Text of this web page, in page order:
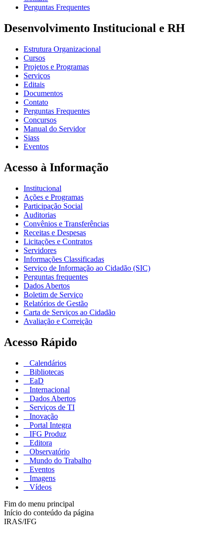
Perguntas Frequentes
Desenvolvimento Institucional e RH
Estrutura Organizacional
Cursos
Projetos e Programas
Serviços
Editais
Documentos
Contato
Perguntas Frequentes
Concursos
Manual do Servidor
Siass
Eventos
Acesso à Informação
Institucional
Ações e Programas
Participação Social
Auditorias
Convênios e Transferências
Receitas e Despesas
Licitações e Contratos
Servidores
Informações Classificadas
Serviço de Informação ao Cidadão (SIC)
Perguntas frequentes
Dados Abertos
Boletim de Serviço
Relatórios de Gestão
Carta de Serviços ao Cidadão
Avaliação e Correição
Acesso Rápido
Calendários
Bibliotecas
EaD
Internacional
Dados Abertos
Serviços de TI
Inovação
Portal Integra
IFG Produz
Editora
Observatório
Mundo do Trabalho
Eventos
Imagens
Vídeos
Fim do menu principal
Início do conteúdo da página
IRAS/IFG